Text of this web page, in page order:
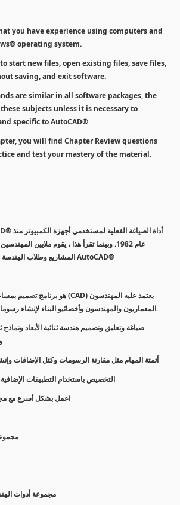
you have experience using computers and
operating system.
start new files, open existing files, save files,
saving, and exit software.
are similar in all software packages, the
subjects unless it is necessary to
specific to AutoCAD®
you will find Chapter Review questions
and test your mastery of the material.
عام 1982. وبينما تقرأ هذا ، يقوم ملايين
المشاريع وطلاب الهندسة بإنشاء رسوماتهم باستخدام AutoCAD®
المعماريون والمهندسون وأخصائيو البناء لإنشاء رسومات دقيقة ثنائية وثلاثية الأبعاد.
صياغة وتعليق وتصميم هندسة ثنائية الأبعاد ونماذج
أتمتة المهام مثل مقارنة الرسومات وكتل الإضافات
التخصيص باستخدام التطبيقات
اعمل بشكل أسرع مع
مجموعة أدوات